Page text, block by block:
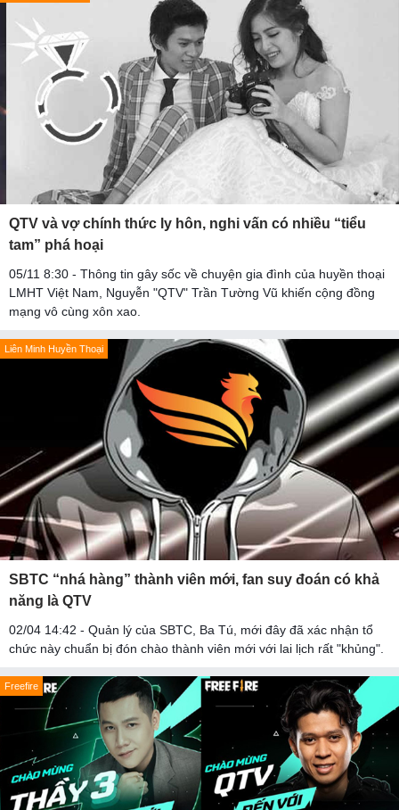
QTV và vợ chính thức ly hôn, nghi vấn có nhiều “tiểu
tam” phá hoại
05/11 8:30 - Thông tin gây sốc về chuyện gia đình của huyền thoại
LMHT Việt Nam, Nguyễn "QTV" Trần Tường Vũ khiến cộng đồng
mạng vô cùng xôn xao.
Liên Minh Huyền Thoại
SBTC “nhá hàng” thành viên mới, fan suy đoán có khả
năng là QTV
02/04 14:42 - Quản lý của SBTC, Ba Tú, mới đây đã xác nhận tổ
chức này chuẩn bị đón chào thành viên mới với lai lịch rất "khủng".
Freefire